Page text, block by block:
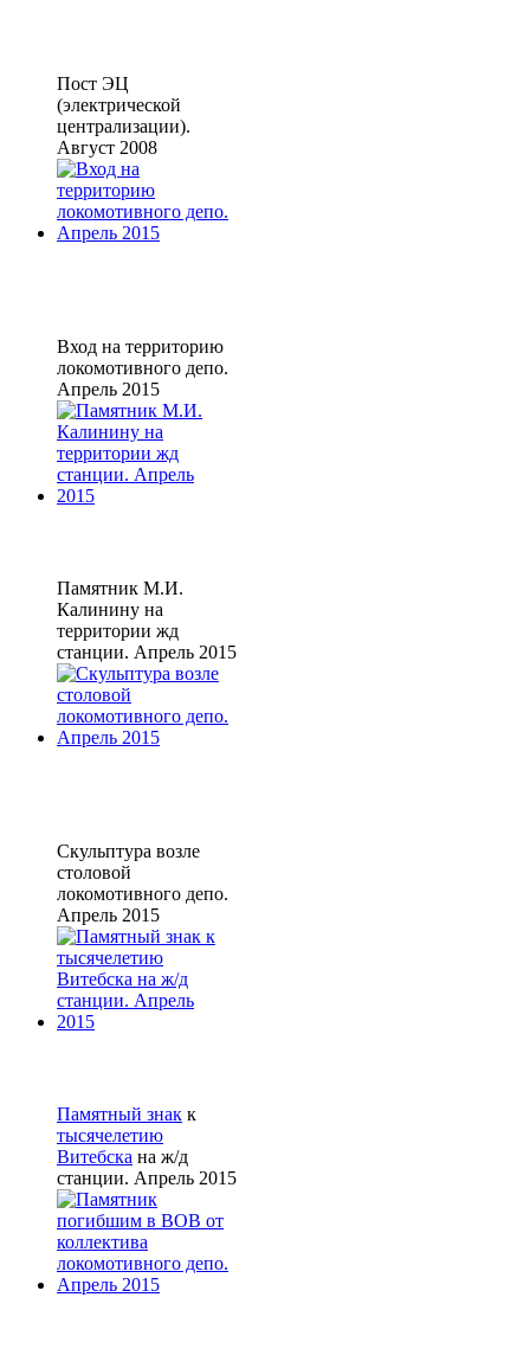
Пост ЭЦ
(электрической
централизации).
Август 2008
Вход на территорию
локомотивного депо.
Апрель 2015
Памятник М.И.
Калинину на
территории жд
станции. Апрель 2015
Скульптура возле
столовой
локомотивного депо.
Апрель 2015
Памятный знак к
тысячелетию
Витебска на ж/д
станции. Апрель 2015